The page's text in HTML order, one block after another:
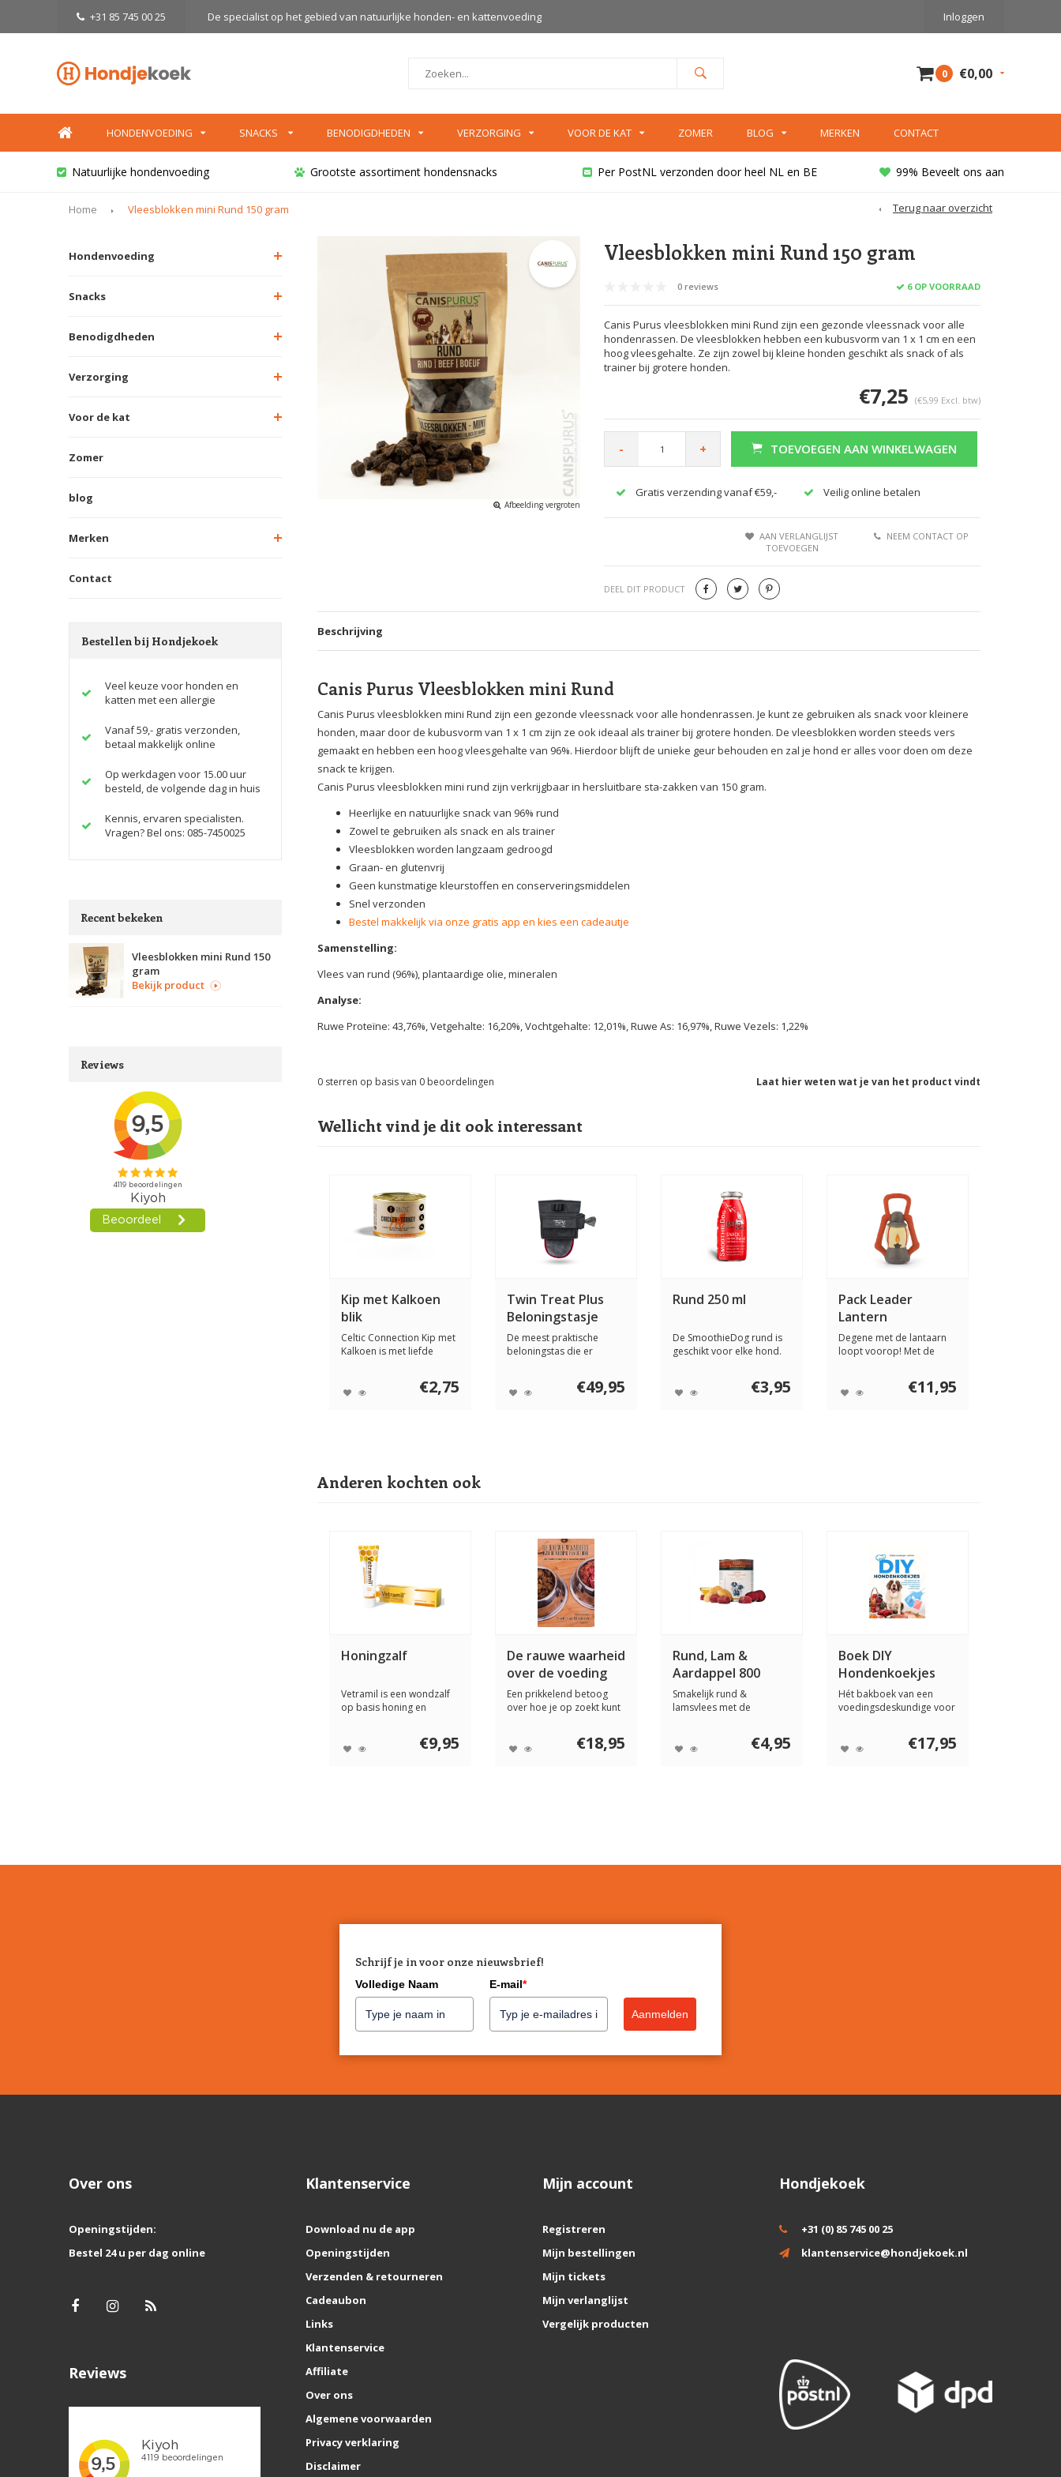
+31 85 745 00 25 De specialist op het gebied van natuurlijke honden- en kattenvoeding Inloggen
0 €0,00
HONDENVOEDING SNACKS BENODIGDHEDEN VERZORGING VOOR DE KAT ZOMER BLOG MERKEN CONTACT
Natuurlijke hondenvoeding Grootste assortiment hondensnacks Per PostNL verzonden door heel NL en BE 99% Beveelt ons aan
Home Vleesblokken mini Rund 150 gram Terug naar overzicht
Hondenvoeding
Snacks
Benodigdheden
Verzorging
Voor de kat
Zomer
blog
Merken
Contact
Bestellen bij Hondjekoek
Veel keuze voor honden en
katten met een allergie
Vanaf 59,- gratis verzonden,
betaal makkelijk online
Op werkdagen voor 15.00 uur
besteld, de volgende dag in huis
Kennis, ervaren specialisten.
Vragen? Bel ons: 085-7450025
Recent bekeken
Vleesblokken mini Rund 150
gram
Bekijk product
Reviews
Afbeelding vergroten
Vleesblokken mini Rund 150 gram
0 reviews 6 OP VOORRAAD
Canis Purus vleesblokken mini Rund zijn een gezonde vleessnack voor alle
hondenrassen. De vleesblokken hebben een kubusvorm van 1 x 1 cm en een
hoog vleesgehalte. Ze zijn zowel bij kleine honden geschikt als snack of als
trainer bij grotere honden.
€7,25 (€5,99 Excl. btw)
- + TOEVOEGEN AAN WINKELWAGEN
Gratis verzending vanaf €59,- Veilig online betalen
AAN VERLANGLIJST
TOEVOEGEN
NEEM CONTACT OP
DEEL DIT PRODUCT
Beschrijving
Canis Purus Vleesblokken mini Rund
Canis Purus vleesblokken mini Rund zijn een gezonde vleessnack voor alle hondenrassen. Je kunt ze gebruiken als snack voor kleinere
honden, maar door de kubusvorm van 1 x 1 cm zijn ze ook ideaal als trainer bij grotere honden. De vleesblokken worden steeds vers
gemaakt en hebben een hoog vleesgehalte van 96%. Hierdoor blijft de unieke geur behouden en zal je hond er alles voor doen om deze
snack te krijgen.
Canis Purus vleesblokken mini rund zijn verkrijgbaar in hersluitbare sta-zakken van 150 gram.
Heerlijke en natuurlijke snack van 96% rund
Zowel te gebruiken als snack en als trainer
Vleesblokken worden langzaam gedroogd
Graan- en glutenvrij
Geen kunstmatige kleurstoffen en conserveringsmiddelen
Snel verzonden
Bestel makkelijk via onze gratis app en kies een cadeautje
Samenstelling:
Vlees van rund (96%), plantaardige olie, mineralen
Analyse:
Ruwe Proteïne: 43,76%, Vetgehalte: 16,20%, Vochtgehalte: 12,01%, Ruwe As: 16,97%, Ruwe Vezels: 1,22%
Laat hier weten wat je van het product vindt
0 sterren op basis van 0 beoordelingen
Wellicht vind je dit ook interessant
Kip met Kalkoen
blik
Celtic Connection Kip met
Kalkoen is met liefde
€2,75
Twin Treat Plus
Beloningstasje
De meest praktische
beloningstas die er
€49,95
Rund 250 ml
De SmoothieDog rund is
geschikt voor elke hond.
€3,95
Pack Leader
Lantern
Degene met de lantaarn
loopt voorop! Met de
€11,95
Anderen kochten ook
Honingzalf
Vetramil is een wondzalf
op basis honing en
€9,95
De rauwe waarheid
over de voeding
van je hond
Een prikkelend betoog
over hoe je op zoekt kunt
€18,95
Rund, Lam &
Aardappel 800
gram
Smakelijk rund &
lamsvlees met de
€4,95
Boek DIY
Hondenkoekjes
Hét bakboek van een
voedingsdeskundige voor
€17,95
Schrijf je in voor onze nieuwsbrief!
Volledige Naam E-mail*
Aanmelden
Over ons
Openingstijden:
Bestel 24 u per dag online
Reviews
Klantenservice
Download nu de app
Openingstijden
Verzenden & retourneren
Cadeaubon
Links
Klantenservice
Affiliate
Over ons
Algemene voorwaarden
Privacy verklaring
Disclaimer
Mijn account
Registreren
Mijn bestellingen
Mijn tickets
Mijn verlanglijst
Vergelijk producten
Hondjekoek
+31 (0) 85 745 00 25
klantenservice@hondjekoek.nl